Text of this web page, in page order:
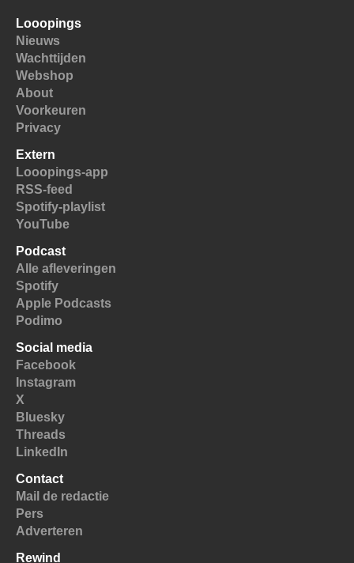
Looopings
Nieuws
Wachttijden
Webshop
About
Voorkeuren
Privacy
Extern
Looopings-app
RSS-feed
Spotify-playlist
YouTube
Podcast
Alle afleveringen
Spotify
Apple Podcasts
Podimo
Social media
Facebook
Instagram
X
Bluesky
Threads
LinkedIn
Contact
Mail de redactie
Pers
Adverteren
Rewind